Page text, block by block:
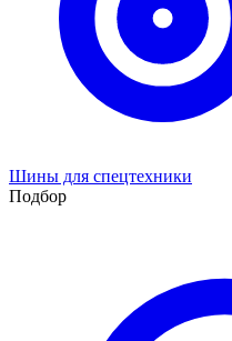
Шины для спецтехники
Подбор